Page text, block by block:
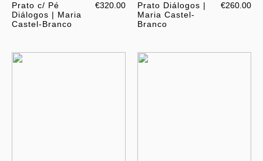
Prato c/ Pé
Diálogos | Maria
Castel-Branco
€320.00
Prato Diálogos |
Maria Castel-
Branco
€260.00